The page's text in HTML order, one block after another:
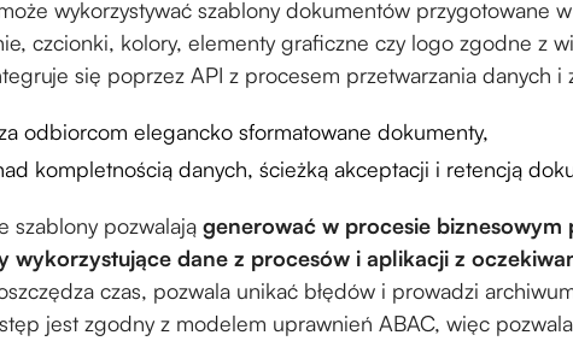
wykorzystywać szablony dokumentów przygotowane
czcionki, kolory, elementy graficzne czy logo zgodne z
się poprzez API z procesem przetwarzania danych
odbiorcom elegancko sformatowane dokumenty,
kompletnością danych, ścieżką akceptacji i retencją
szablony pozwalają generować w procesie biznesowym
wykorzystujące dane z procesów i aplikacji z
czas, pozwala unikać błędów i prowadzi
jest zgodny z modelem uprawnień ABAC, więc